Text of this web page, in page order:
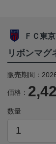
ＦＣ東京
リボンマグ
販売期間：
価格：
数量